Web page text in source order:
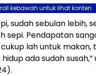
kebawah untuk lihat konten
sudah sebulan lebih,
sepi. Pendapatan
lah untuk makan,
ada sudah susah,”